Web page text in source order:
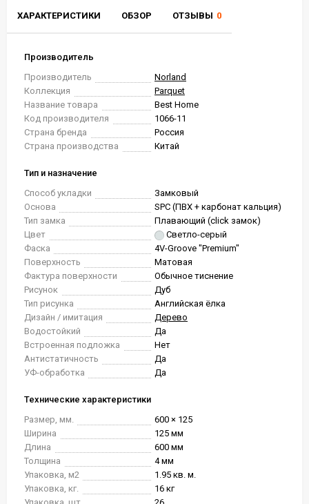
ХАРАКТЕРИСТИКИ ОБЗОР ОТЗЫВЫ 0
Производитель
Производитель
Norland
Коллекция
Parquet
Название товара
Best Home
Код производителя
1066-11
Страна бренда
Россия
Страна производства
Китай
Тип и назначение
Способ укладки
Замковый
Основа
SPC (ПВХ + карбонат кальция)
Тип замка
Плавающий (click замок)
Цвет
Светло-серый
Фаска
4V-Groove "Premium"
Поверхность
Матовая
Фактура поверхности
Обычное тиснение
Рисунок
Дуб
Тип рисунка
Английская ёлка
Дизайн / имитация
Дерево
Водостойкий
Да
Встроенная подложка
Нет
Антистатичность
Да
УФ-обработка
Да
Технические характеристики
Размер, мм.
600 × 125
Ширина
125 мм
Длина
600 мм
Толщина
4 мм
Упаковка, м2
1.95 кв. м.
Упаковка, кг.
16 кг